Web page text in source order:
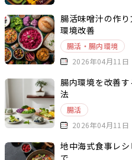
腸活味噌汁の作
環境改善
腸活・腸内環境
2026年04月11日
腸内環境を改善
法
腸活
2026年04月11日
地中海式食事レ
で